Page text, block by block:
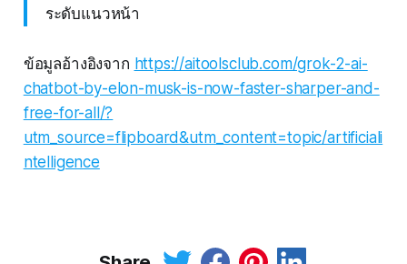
ระดับแนวหน้า
ข้อมูลอ้างอิงจาก https://aitoolsclub.com/grok-2-ai-
chatbot-by-elon-musk-is-now-faster-sharper-and-
free-for-all/?
utm_source=flipboard&utm_content=topic/artificiali
ntelligence